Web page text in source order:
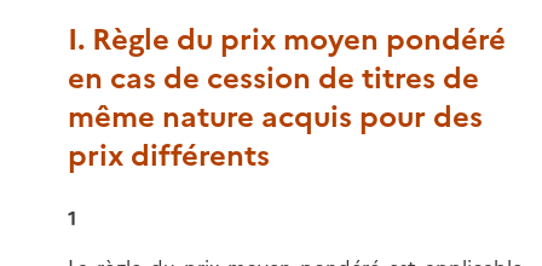
I. Règle du prix moyen pondéré
en cas de cession de titres de
même nature acquis pour des
prix différents
1